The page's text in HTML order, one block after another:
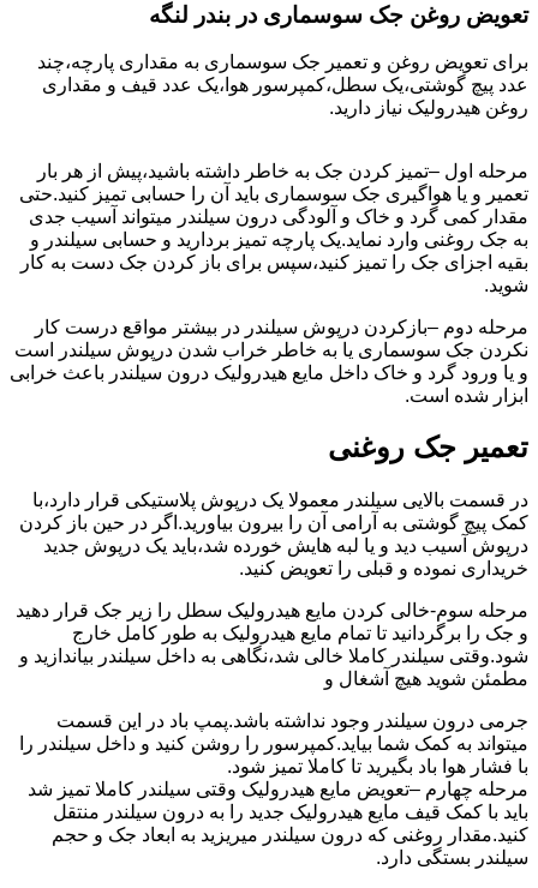
تعویض روغن جک سوسماری در بندر لنگه
برای تعویض روغن و تعمیر جک سوسماری به مقداری پارچه،چند
عدد پیچ گوشتی،یک سطل،کمپرسور هوا،یک عدد قیف و مقداری
روغن هیدرولیک نیاز دارید.
مرحله اول –تمیز کردن جک به خاطر داشته باشید،پیش از هر بار
تعمیر و یا هواگیری جک سوسماری باید آن را حسابی تمیز کنید.حتی
مقدار کمی گرد و خاک و آلودگی درون سیلندر میتواند آسیب جدی
به جک روغنی وارد نماید.یک پارچه تمیز بردارید و حسابی سیلندر و
بقیه اجزای جک را تمیز کنید،سپس برای باز کردن جک دست به کار
شوید.
مرحله دوم –بازکردن درپوش سیلندر در بیشتر مواقع درست کار
نکردن جک سوسماری یا به خاطر خراب شدن درپوش سیلندر است
و یا ورود گرد و خاک داخل مایع هیدرولیک درون سیلندر باعث خرابی
ابزار شده است.
تعمیر جک روغنی
در قسمت بالایی سیلندر معمولا یک درپوش پلاستیکی قرار دارد،با
کمک پیچ گوشتی به آرامی آن را بیرون بیاورید.اگر در حین باز کردن
درپوش آسیب دید و یا لبه هایش خورده شد،باید یک درپوش جدید
خریداری نموده و قبلی را تعویض کنید.
مرحله سوم-خالی کردن مایع هیدرولیک سطل را زیر جک قرار دهید
و جک را برگردانید تا تمام مایع هیدرولیک به طور کامل خارج
شود.وقتی سیلندر کاملا خالی شد،نگاهی به داخل سیلندر بیاندازید و
مطمئن شوید هیچ آشغال و
جرمی درون سیلندر وجود نداشته باشد.پمپ باد در این قسمت
میتواند به کمک شما بیاید.کمپرسور را روشن کنید و داخل سیلندر را
با فشار هوا باد بگیرید تا کاملا تمیز شود.
مرحله چهارم –تعویض مایع هیدرولیک وقتی سیلندر کاملا تمیز شد
باید با کمک قیف مایع هیدرولیک جدید را به درون سیلندر منتقل
کنید.مقدار روغنی که درون سیلندر میریزید به ابعاد جک و حجم
سیلندر بستگی دارد.